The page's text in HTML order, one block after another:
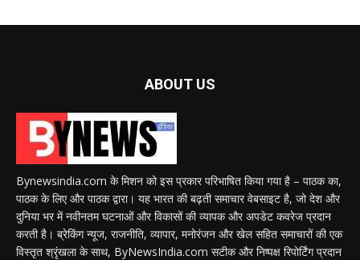
ABOUT US
Bynewsindia.com के मिशन को इस प्रकार परिभाषित किया गया है – पाठक का,
पाठक के लिए और पाठक द्वारा। यह भारत की बढ़ती समाचार वेबसाइट है, जो देश और
दुनिया भर में नवीनतम घटनाओं और विकासों की व्यापक और अपडेट कवरेज प्रदान
करती है। ब्रेकिंग न्यूज, राजनीति, व्यापार, मनोरंजन और खेल सहित समाचारों की एक
विस्तृत श्रृंखला के साथ, ByNewsIndia.com सटीक और निष्पक्ष रिपोर्टिंग प्रदान